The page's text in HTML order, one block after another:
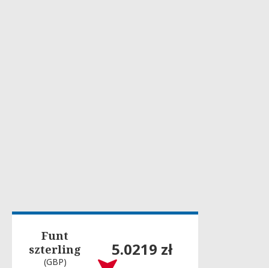
Funt
szterling
(GBP)
5.0219 zł